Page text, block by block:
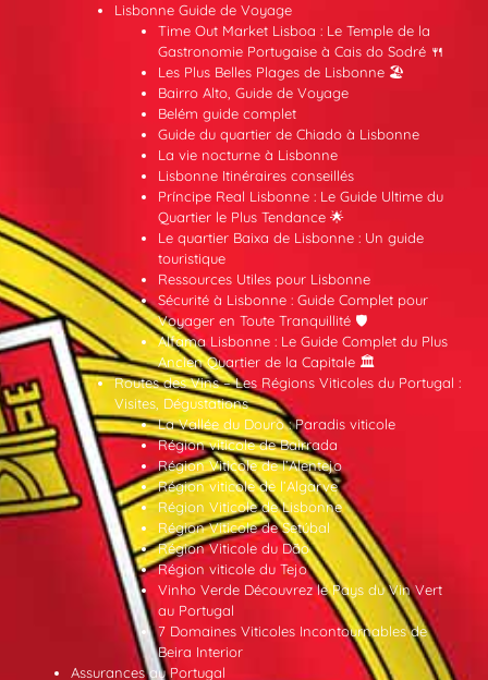
Lisbonne Guide de Voyage
Time Out Market Lisboa : Le Temple de la
Gastronomie Portugaise à Cais do Sodré 🍴
Les Plus Belles Plages de Lisbonne 🏖️
Bairro Alto, Guide de Voyage
Belém guide complet
Guide du quartier de Chiado à Lisbonne
La vie nocturne à Lisbonne
Lisbonne Itinéraires conseillés
Príncipe Real Lisbonne : Le Guide Ultime du
Quartier le Plus Tendance 🌟
Le quartier Baixa de Lisbonne : Un guide
touristique
Ressources Utiles pour Lisbonne
Sécurité à Lisbonne : Guide Complet pour
Voyager en Toute Tranquillité 🛡️
Alfama Lisbonne : Le Guide Complet du Plus
Ancien Quartier de la Capitale 🏛️
Routes des Vins – Les Régions Viticoles du Portugal :
Visites, Dégustations
La Vallée du Douro : Paradis viticole
Région viticole de Bairrada
Région Viticole de l’Alentejo
Région viticole de l’Algarve
Région Viticole de Lisbonne
Région Viticole de Setúbal
Région Viticole du Dão
Région viticole du Tejo
Vinho Verde Découvrez le Pays du Vin Vert
au Portugal
7 Domaines Viticoles Incontournables de
Beira Interior
Assurances au Portugal